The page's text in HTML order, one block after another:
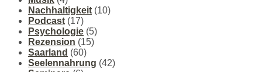
Nachhaltigkeit (10)
Podcast (17)
Psychologie (5)
Rezension (15)
Saarland (60)
Seelennahrung (42)